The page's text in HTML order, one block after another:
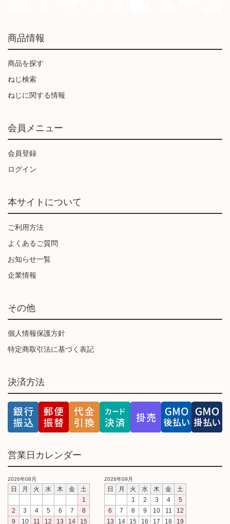
商品情報
商品を探す
ねじ検索
ねじに関する情報
会員メニュー
会員登録
ログイン
本サイトについて
ご利用方法
よくあるご質問
お知らせ一覧
企業情報
その他
個人情報保護方針
特定商取引法に基づく表記
決済方法
営業日カレンダー
2026年08月
日 月 火 水 木 金
土
1
2
3 4 5 6 7
8
9
10 11 12 13 14 15
2026年09月
日 月 火 水 木 金
土
1
2 3 4
5
6
7 8 9 10 11
12
13
14 15 16 17 18 19